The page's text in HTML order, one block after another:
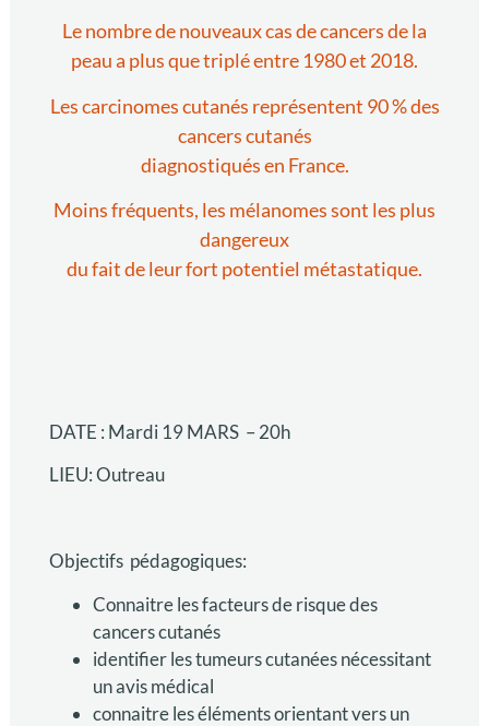
Le nombre de nouveaux cas de cancers de la
peau a plus que triplé entre 1980 et 2018.
Les carcinomes cutanés représentent 90 % des
cancers cutanés
diagnostiqués en France.
Moins fréquents, les mélanomes sont les plus
dangereux
du fait de leur fort potentiel métastatique.
DATE : Mardi 19 MARS – 20h
LIEU: Outreau
Objectifs pédagogiques:
Connaitre les facteurs de risque des
cancers cutanés
identifier les tumeurs cutanées nécessitant
un avis médical
connaitre les éléments orientant vers un